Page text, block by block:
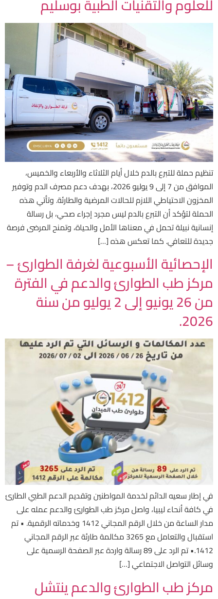
للعلوم والتقنيات الطبية بوسليم
تنظيم حملة للتبرع بالدم خلال أيام الثلاثاء والأربعاء والخميس،
الموافق من 7 إلى 9 يوليو 2026، بهدف دعم مصرف الدم وتوفير
المخزون الاحتياطي اللازم للحالات المرضية والطارئة. وتأتي هذه
الحملة لتؤكد أن التبرع بالدم ليس مجرد إجراء صحي، بل رسالة
إنسانية نبيلة تحمل في معناها الأمل والحياة، وتمنح المرضى فرصة
جديدة للتعافي. كما تعكس هذه […]
الإحصائية الأسبوعية لغرفة الطوارئ –
مركز طب الطوارئ والدعم في الفترة
من 26 يونيو إلى 2 يوليو من سنة
2026.
في إطار سعيه الدائم لخدمة المواطنين وتقديم الدعم الطبي الطارئ
في كافة أنحاء ليبيا، واصل مركز طب الطوارئ والدعم عمله على
مدار الساعة من خلال الرقم المجاني 1412 وخدماته الرقمية. • تم
استقبال والتعامل مع 3265 مكالمة طارئة عبر الرقم المجاني
1412.• تم الرد على 89 رسالة واردة عبر الصفحة الرسمية على
وسائل التواصل الاجتماعي […]
مركز طب الطوارئ والدعم ينتشل